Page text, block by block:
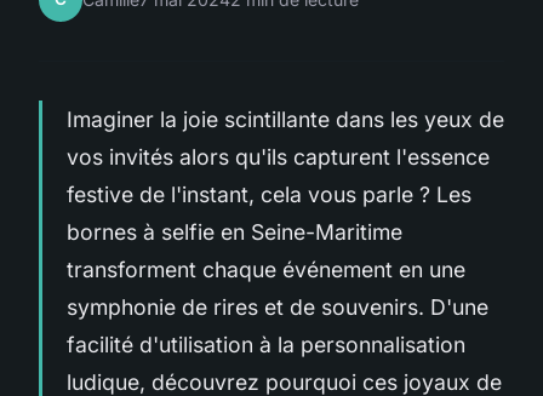
Imaginer la joie scintillante dans les yeux de
vos invités alors qu'ils capturent l'essence
festive de l'instant, cela vous parle ? Les
bornes à selfie en Seine-Maritime
transforment chaque événement en une
symphonie de rires et de souvenirs. D'une
facilité d'utilisation à la personnalisation
ludique, découvrez pourquoi ces joyaux de